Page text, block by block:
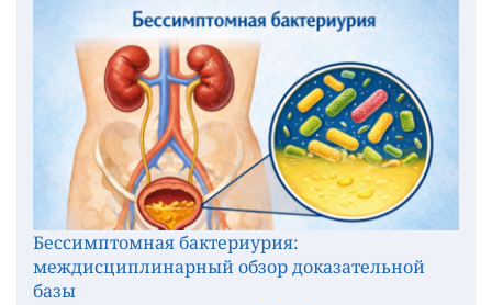
Бессимптомная бактериурия:
междисциплинарный обзор доказательной
базы